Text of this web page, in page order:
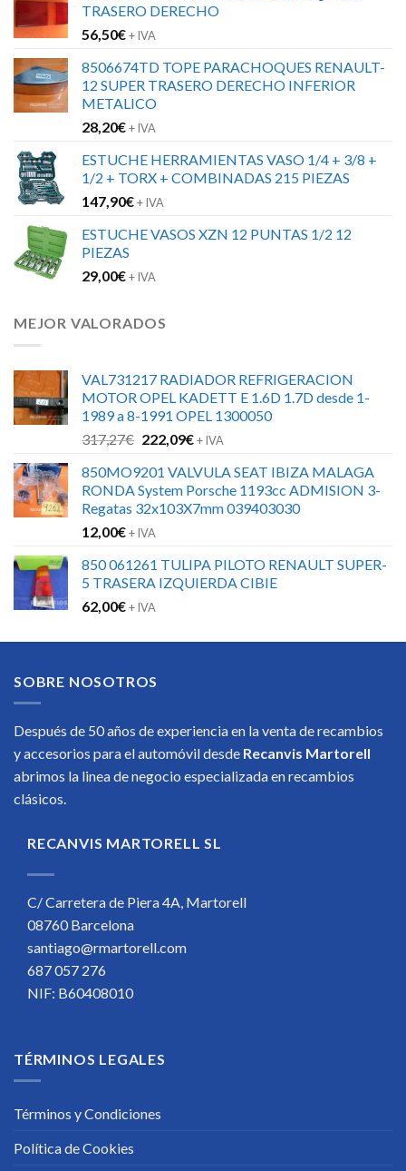
TRASERO DERECHO
56,50€+ IVA
8506674TD TOPE PARACHOQUES RENAULT-
12 SUPER TRASERO DERECHO INFERIOR
METALICO
28,20€+ IVA
ESTUCHE HERRAMIENTAS VASO 1/4 + 3/8 +
1/2 + TORX + COMBINADAS 215 PIEZAS
147,90€+ IVA
ESTUCHE VASOS XZN 12 PUNTAS 1/2 12
PIEZAS
29,00€+ IVA
MEJOR VALORADOS
VAL731217 RADIADOR REFRIGERACION
MOTOR OPEL KADETT E 1.6D 1.7D desde 1-
1989 a 8-1991 OPEL 1300050
317,27€ El
original
era:
317,27€.
222,09€El
actual
es:
222,09€.
+ IVA
850MO9201 VALVULA SEAT IBIZA MALAGA
RONDA System Porsche 1193cc ADMISION 3-
Regatas 32x103X7mm 039403030
12,00€+ IVA
850 061261 TULIPA PILOTO RENAULT SUPER-
5 TRASERA IZQUIERDA CIBIE
62,00€+ IVA
SOBRE NOSOTROS
Después de 50 años de experiencia en la venta de recambios
y accesorios para el automóvil desde Recanvis Martorell
abrimos la linea de negocio especializada en recambios
clásicos.
RECANVIS MARTORELL SL
C/ Carretera de Piera 4A, Martorell
08760 Barcelona
santiago@rmartorell.com
687 057 276
NIF: B60408010
TÉRMINOS LEGALES
Términos y Condiciones
Política de Cookies